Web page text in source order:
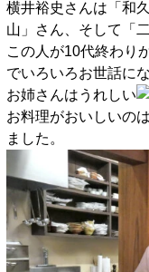
横井裕史さんは「和
山」さん、そして「
この人が10代終わり
でいろいろお世話に
お姉さんはうれしい
お料理がおいしいの
ました。